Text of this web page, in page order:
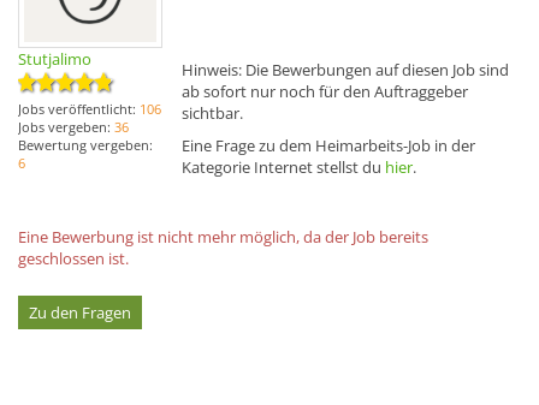
Stutjalimo
Jobs veröffentlicht: 106
Jobs vergeben: 36
Bewertung vergeben:
6
Hinweis: Die Bewerbungen auf diesen Job sind
ab sofort nur noch für den Auftraggeber
sichtbar.
Eine Frage zu dem Heimarbeits-Job in der
Kategorie Internet stellst du hier.
Eine Bewerbung ist nicht mehr möglich, da der Job bereits
geschlossen ist.
Zu den Fragen